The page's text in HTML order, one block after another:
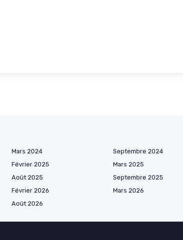
Mars 2024 Septembre 2024
Février 2025 Mars 2025
Août 2025 Septembre 2025
Février 2026 Mars 2026
Août 2026